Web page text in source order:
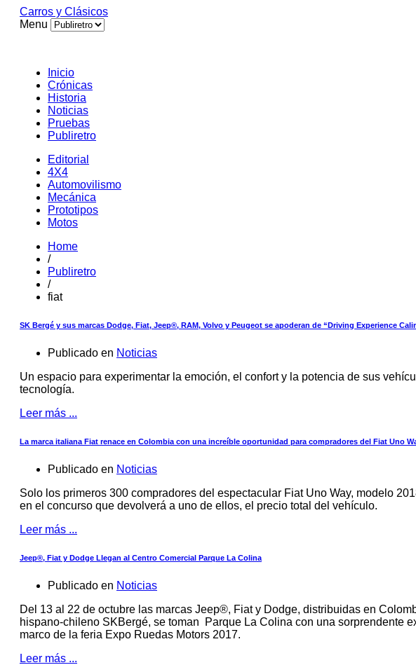
Carros y Clásicos
Menu
Inicio
Crónicas
Historia
Noticias
Pruebas
Publiretro
Editorial
4X4
Automovilismo
Mecánica
Prototipos
Motos
Home
/
Publiretro
/
fiat
SK Bergé y sus marcas Dodge, Fiat, Jeep®, RAM, Volvo y Peugeot se apoderan de “Driving Experience
Publicado en Noticias
Un espacio para experimentar la emoción, el confort y la potencia de sus
tecnología.
Leer más ...
La marca italiana Fiat renace en Colombia con una increíble oportunidad para compradores del Fiat Uno
Publicado en Noticias
Solo los primeros 300 compradores del espectacular Fiat Uno Way, modelo
en el concurso que devolverá a uno de ellos, el precio total del vehículo.
Leer más ...
Jeep®, Fiat y Dodge Llegan al Centro Comercial Parque La Colina
Publicado en Noticias
Del 13 al 22 de octubre las marcas Jeep®, Fiat y Dodge, distribuidas en
hispano-chileno SKBergé, se toman Parque La Colina con una sorprendente
marco de la feria Expo Ruedas Motors 2017.
Leer más ...